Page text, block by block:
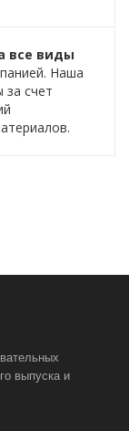
все виды
Наша
счет
выпуска и